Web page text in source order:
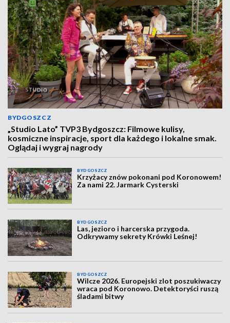
BYDGOSZCZ
„Studio Lato” TVP3 Bydgoszcz: Filmowe kulisy,
kosmiczne inspiracje, sport dla każdego i lokalne smak.
Oglądaj i wygraj nagrody
BYDGOSZCZ
Krzyżacy znów pokonani pod Koronowem!
Za nami 22. Jarmark Cysterski
BYDGOSZCZ
Las, jezioro i harcerska przygoda.
Odkrywamy sekrety Krówki Leśnej!
BYDGOSZCZ
Wilcze 2026. Europejski zlot poszukiwaczy
wraca pod Koronowo. Detektoryści ruszą
śladami bitwy